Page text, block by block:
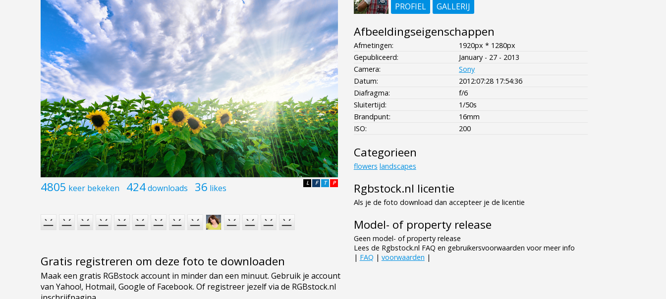
4805 keer bekeken 424downloads 36 likes P
T
F
L
Gratis registreren om deze foto te downloaden
PROFIEL
GALLERIJ
Afbeeldingseigenschappen
Afmetingen:
1920px * 1280px
Gepubliceerd:
January - 27 - 2013
Camera:
Sony
Datum:
2012:07:28 17:54:36
Diafragma:
f/6
Sluitertijd:
1/50s
Brandpunt:
16mm
ISO:
200
Categorieen
flowers landscapes
Rgbstock.nl licentie
Als je de foto download dan accepteer je de licentie
Model- of property release
Geen model- of property release
Lees de Rgbstock.nl FAQ en gebruikersvoorwaarden voor meer info
| FAQ | voorwaarden |